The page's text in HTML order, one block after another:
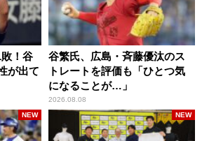
！谷
が出て
谷繁氏、広島・斉藤優汰のス
トレートを評価も「ひとつ気
になることが…」
2026.08.08
NEW NEW